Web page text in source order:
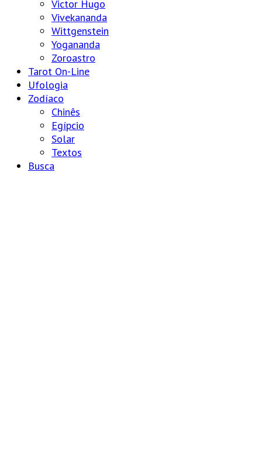
Victor Hugo
Vivekananda
Wittgenstein
Yogananda
Zoroastro
Tarot On-Line
Ufologia
Zodíaco
Chinês
Egípcio
Solar
Textos
Busca